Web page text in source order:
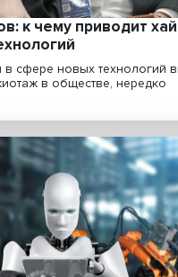
к чему
в сфере новых
в обществе,